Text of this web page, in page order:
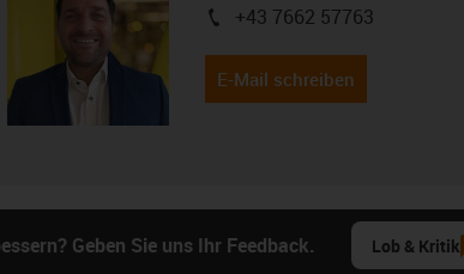
igus-icon-phone
+43 7662 57763
E-Mail schreiben
Geben Sie uns Ihr Feedback. Lob & Kritik